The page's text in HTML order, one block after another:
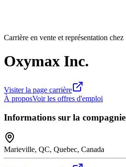
Carrière en vente et représentation chez
Oxymax Inc.
Visiter la page carrière
À proposVoir les offres d'emploi
Informations sur la compagnie
Marieville, QC, Quebec, Canada